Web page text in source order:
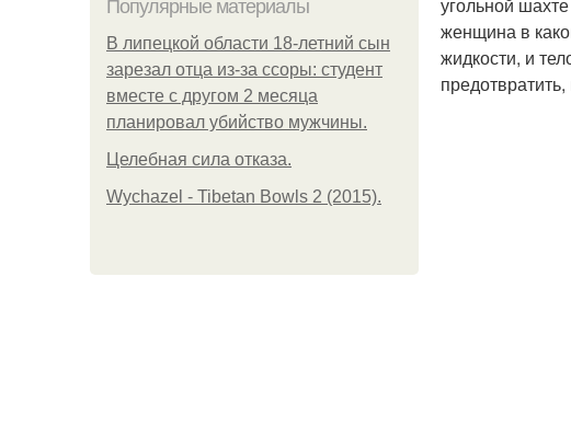
Популярные материалы
В липецкой области 18-летний сын
зарезал отца из-за ссоры: студент
вместе с другом 2 месяца
планировал убийство мужчины.
Целебная сила отказа.
Wychazel - Tibetan Bowls 2 (2015).
женщина в
жидкости, и